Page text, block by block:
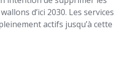
d’ici 2030. Les services
actifs jusqu’à cette